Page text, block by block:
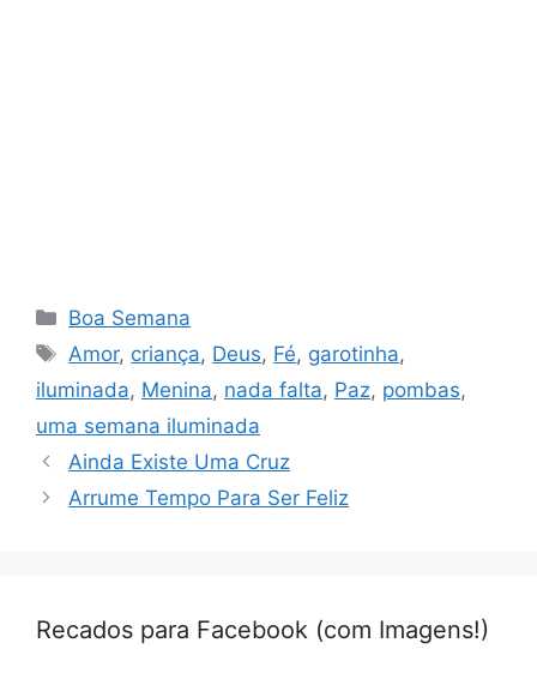
Categorias
Boa Semana
Tags
Amor, criança, Deus, Fé, garotinha,
iluminada, Menina, nada falta, Paz, pombas,
uma semana iluminada
Ainda Existe Uma Cruz
Arrume Tempo Para Ser Feliz
Recados para Facebook (com Imagens!)